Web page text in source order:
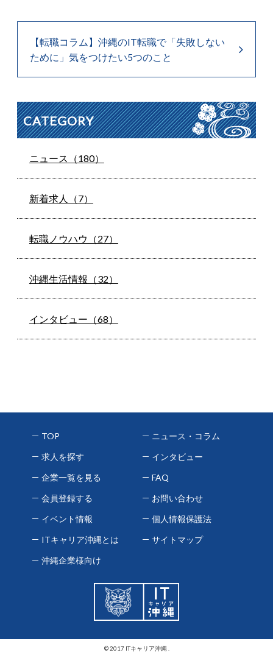
【転職コラム】沖縄のIT転職で「失敗しない
ために」気をつけたい5つのこと
CATEGORY
ニュース（180）
新着求人（7）
転職ノウハウ（27）
沖縄生活情報（32）
インタビュー（68）
TOP
求人を探す
企業一覧を見る
会員登録する
イベント情報
ITキャリア沖縄とは
沖縄企業様向け
ニュース・コラム
インタビュー
FAQ
お問い合わせ
個人情報保護法
サイトマップ
© 2017 ITキャリア沖縄 .